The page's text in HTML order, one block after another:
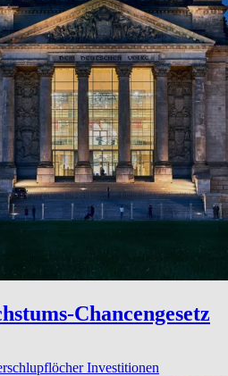
Chancengesetz
Investitionen